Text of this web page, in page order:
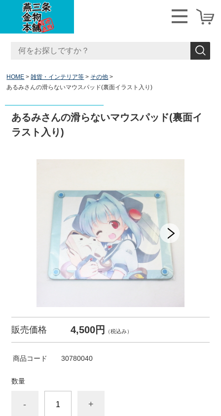
HOME 雑貨・インテリア等
その他
あるみさんの滑らないマウスパッド(裏面イラスト入り)
あるみさんの滑らないマウスパッド(裏面イ
ラスト入り)
販売価格 4,500円 （税込み）
商品コード 30780040
数量
- +